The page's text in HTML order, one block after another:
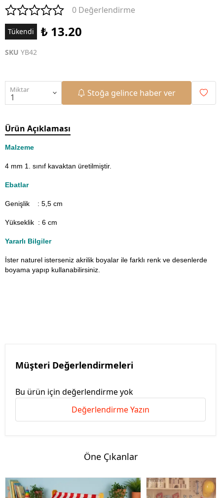
0 Değerlendirme
Tükendi ₺ 13.20
SKU YB42
Miktar Stoğa gelince haber ver
Ürün Açıklaması
Malzeme
4 mm 1. sınıf kavaktan üretilmiştir.
Ebatlar
Genişlik : 5,5 cm
Yükseklik : 6 cm
Yararlı Bilgiler
İster naturel isterseniz akrilik boyalar ile farklı renk ve desenlerde
boyama yapıp kullanabilirsiniz.
Müşteri Değerlendirmeleri
Bu ürün için değerlendirme yok
Değerlendirme Yazın
Öne Çıkanlar